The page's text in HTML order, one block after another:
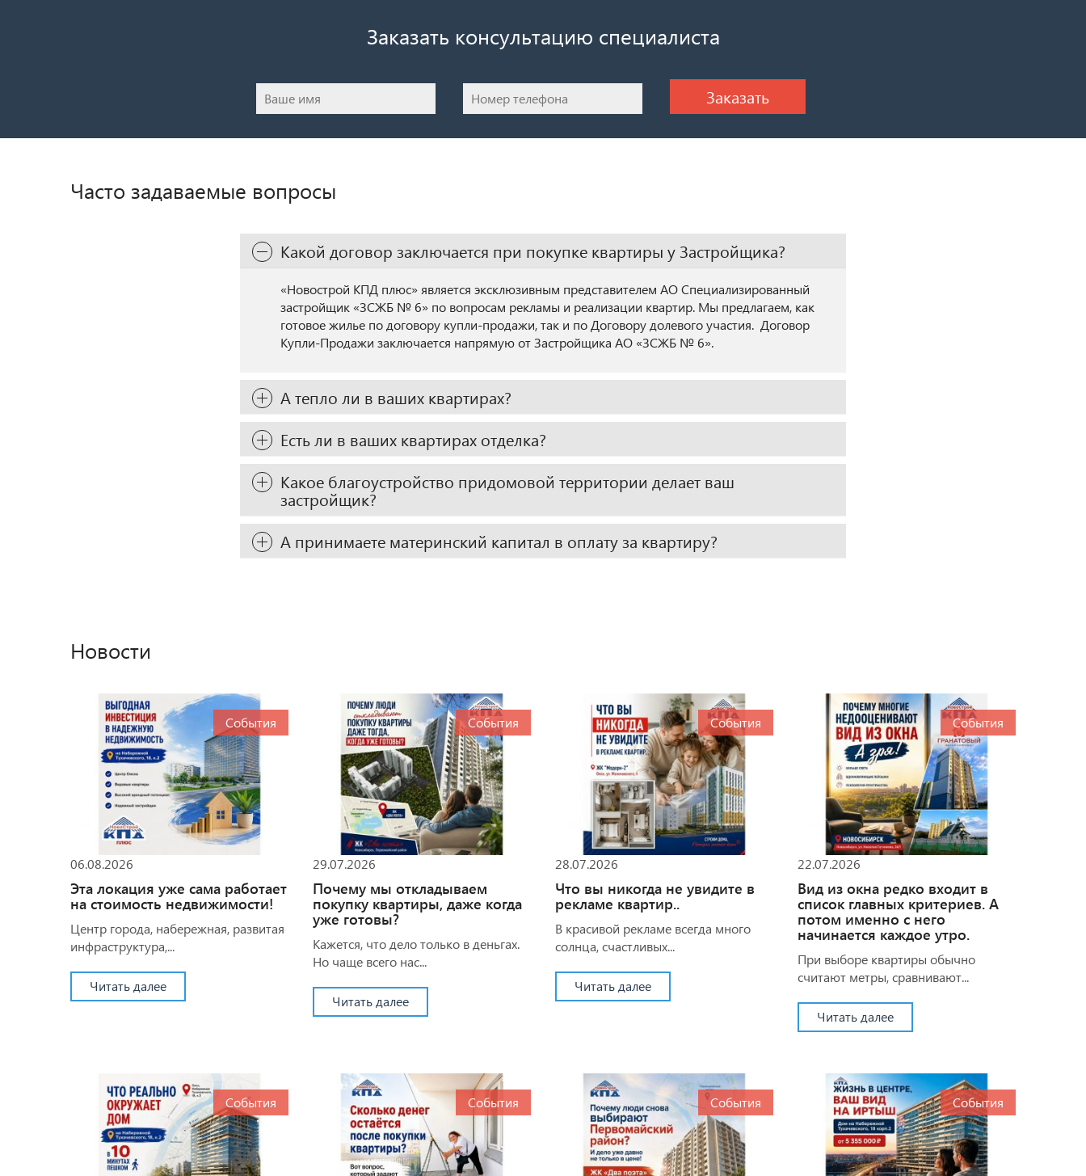
Заказать консультацию специалиста
Часто задаваемые вопросы
Какой договор заключается при покупке квартиры у Застройщика?
«Новострой КПД плюс» является эксклюзивным представителем АО Специализированный
застройщик «ЗСЖБ № 6» по вопросам рекламы и реализации квартир. Мы предлагаем, как
готовое жилье по договору купли-продажи, так и по Договору долевого участия. Договор
Купли-Продажи заключается напрямую от Застройщика АО «ЗСЖБ № 6».
А тепло ли в ваших квартирах?
Есть ли в ваших квартирах отделка?
Какое благоустройство придомовой территории делает ваш
застройщик?
А принимаете материнский капитал в оплату за квартиру?
Новости
События
06.08.2026
Эта локация уже сама работает
на стоимость недвижимости!
Центр города, набережная, развитая
инфраструктура,...
Читать далее
События
29.07.2026
Почему мы откладываем
покупку квартиры, даже когда
уже готовы?
Кажется, что дело только в деньгах.
Но чаще всего нас...
Читать далее
События
28.07.2026
Что вы никогда не увидите в
рекламе квартир..
В красивой рекламе всегда много
солнца, счастливых...
Читать далее
События
22.07.2026
Вид из окна редко входит в
список главных критериев. А
потом именно с него
начинается каждое утро.
При выборе квартиры обычно
считают метры, сравнивают...
Читать далее
События События События События